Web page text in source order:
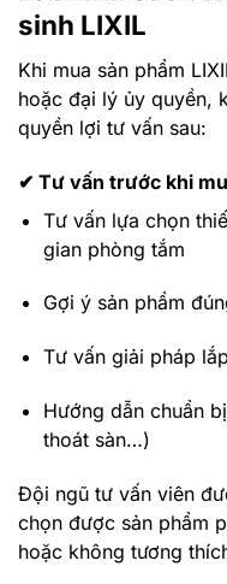
sinh LIXIL
Khi mua sản phẩm
hoặc đại lý ủy quyền,
quyền lợi tư vấn sau:
✔ Tư vấn trước khi
Tư vấn lựa chọn
gian phòng tắm
Gợi ý sản phẩm
Tư vấn giải pháp
Hướng dẫn chuẩn
thoát sàn…)
Đội ngũ tư vấn viên
chọn được sản phẩm
hoặc không tương